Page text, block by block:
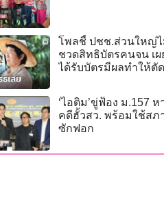
โพลชี้ ปชช.ส่วนใหญ่ไ
ชวดสิทธิบัตรคนจน เผ
ได้รับบัตรมีผลทำให้ตั
‘ไอติม’ขู่ฟ้อง ม.157 ห
คดีฮั้วสว. พร้อมใช้สภ
ซักฟอก